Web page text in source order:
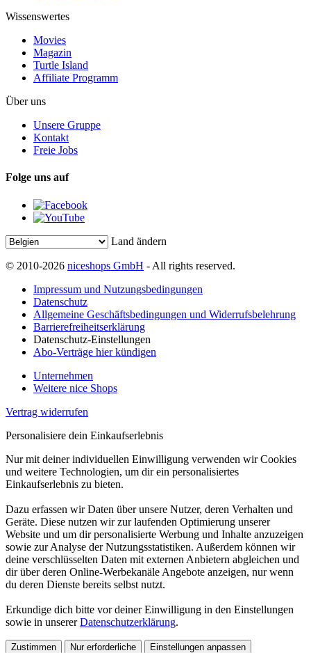
Wissenswertes
Movies
Magazin
Turtle Island
Affiliate Programm
Über uns
Unsere Gruppe
Kontakt
Freie Jobs
Folge uns auf
Land ändern
© 2010-2026 niceshops GmbH - All rights reserved.
Impressum und Nutzungsbedingungen
Datenschutz
Allgemeine Geschäftsbedingungen und Widerrufsbelehrung
Barrierefreiheitserklärung
Datenschutz-Einstellungen
Abo-Verträge hier kündigen
Unternehmen
Weitere nice Shops
Vertrag widerrufen
Personalisiere dein Einkaufserlebnis
Nur mit deiner individuellen Einwilligung verwenden wir Cookies
und weitere Technologien, um dir ein personalisiertes
Einkaufserlebnis zu bieten.
Dazu erfassen wir Daten über unsere Nutzer, deren Verhalten und
Geräte. Diese nutzen wir zur laufenden Optimierung unserer
Website und um dir personalisierte Werbung und Inhalte anzuzeigen
sowie zur Analyse der Nutzungsstatistiken. Außerdem können wir
deine verschlüsselten Daten mit externen Anbietern abgleichen und
dir über deren Online-Werbekanäle Angebote anzeigen, nur wenn
du deren Dienste bereits selbst nutzt.
Erkundige dich bitte vor deiner Einwilligung in den Einstellungen
sowie in unsererDatenschutzerklärung.
Zustimmen Nur erforderliche Einstellungen anpassen